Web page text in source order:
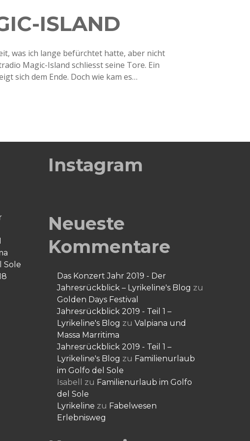
ISLAND
was ich lange befürchtet hatte, aber nicht
Magic-Island schliesst seine Tore. Ein
sich dem Ende. Doch wie kam es…
Sole
Instagram
Neueste
Kommentare
Das Konzert Jahr 2019 - Der
Jahresrückblick – Lyrikeline's Blog zu
Golden Days Festival
Jahresrückblick 2019 - Teil 1 –
Lyrikeline's Blog zuValpiana und
Massa Marritima
Jahresrückblick 2019 - Teil 1 –
Lyrikeline's Blog zu Familienurlaub
im Golfo del Sole
Isabell
zu Familienurlaub im Golfo
del Sole
Lyrikeline zu Fabelwesen
Erlebnisweg